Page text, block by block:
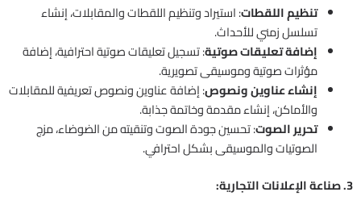
تنظيم اللقطات: استيراد وتنظيم اللقطات والمقابلات، إنشاء
تسلسل زمني للأحداث.
إضافة تعليقات صوتية: تسجيل تعليقات صوتية احترافية، إضافة
مؤثرات صوتية وموسيقى تصويرية.
إنشاء عناوين ونصوص: إضافة عناوين ونصوص تعريفية للمقابلات
والأماكن، إنشاء مقدمة وخاتمة جذابة.
تحرير الصوت: تحسين جودة الصوت وتنقيته من الضوضاء، مزج
الصوتيات والموسيقى بشكل احترافي.
3. صناعة الإعلانات التجارية: